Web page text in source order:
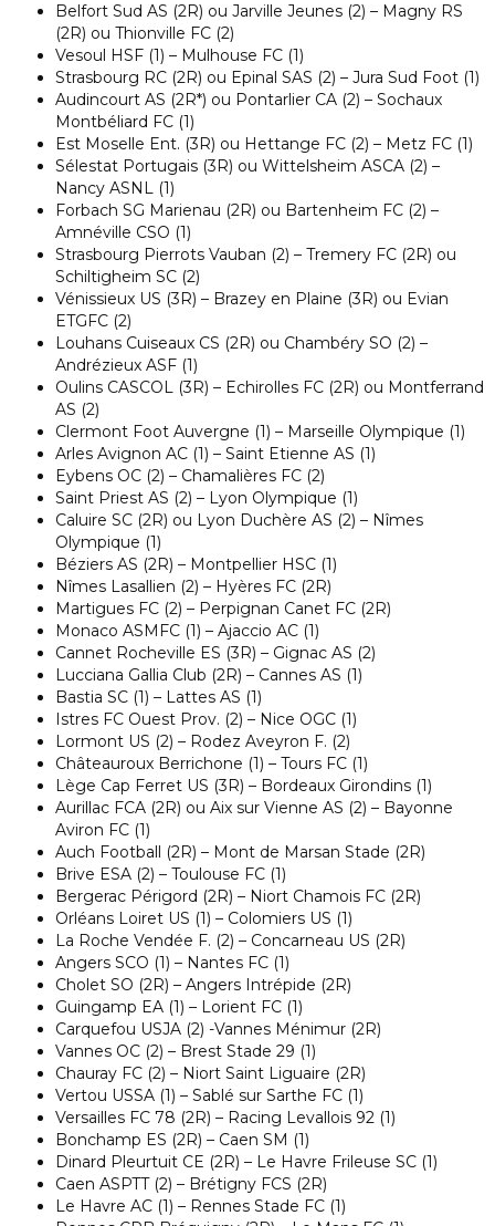
Belfort Sud AS (2R) ou Jarville Jeunes (2) – Magny RS
(2R) ou Thionville FC (2)
Vesoul HSF (1) – Mulhouse FC (1)
Strasbourg RC (2R) ou Epinal SAS (2) – Jura Sud Foot (1)
Audincourt AS (2R*) ou Pontarlier CA (2) – Sochaux
Montbéliard FC (1)
Est Moselle Ent. (3R) ou Hettange FC (2) – Metz FC (1)
Sélestat Portugais (3R) ou Wittelsheim ASCA (2) –
Nancy ASNL (1)
Forbach SG Marienau (2R) ou Bartenheim FC (2) –
Amnéville CSO (1)
Strasbourg Pierrots Vauban (2) – Tremery FC (2R) ou
Schiltigheim SC (2)
Vénissieux US (3R) – Brazey en Plaine (3R) ou Evian
ETGFC (2)
Louhans Cuiseaux CS (2R) ou Chambéry SO (2) –
Andrézieux ASF (1)
Oulins CASCOL (3R) – Echirolles FC (2R) ou Montferrand
AS (2)
Clermont Foot Auvergne (1) – Marseille Olympique (1)
Arles Avignon AC (1) – Saint Etienne AS (1)
Eybens OC (2) – Chamalières FC (2)
Saint Priest AS (2) – Lyon Olympique (1)
Caluire SC (2R) ou Lyon Duchère AS (2) – Nîmes
Olympique (1)
Béziers AS (2R) – Montpellier HSC (1)
Nîmes Lasallien (2) – Hyères FC (2R)
Martigues FC (2) – Perpignan Canet FC (2R)
Monaco ASMFC (1) – Ajaccio AC (1)
Cannet Rocheville ES (3R) – Gignac AS (2)
Lucciana Gallia Club (2R) – Cannes AS (1)
Bastia SC (1) – Lattes AS (1)
Istres FC Ouest Prov. (2) – Nice OGC (1)
Lormont US (2) – Rodez Aveyron F. (2)
Châteauroux Berrichone (1) – Tours FC (1)
Lège Cap Ferret US (3R) – Bordeaux Girondins (1)
Aurillac FCA (2R) ou Aix sur Vienne AS (2) – Bayonne
Aviron FC (1)
Auch Football (2R) – Mont de Marsan Stade (2R)
Brive ESA (2) – Toulouse FC (1)
Bergerac Périgord (2R) – Niort Chamois FC (2R)
Orléans Loiret US (1) – Colomiers US (1)
La Roche Vendée F. (2) – Concarneau US (2R)
Angers SCO (1) – Nantes FC (1)
Cholet SO (2R) – Angers Intrépide (2R)
Guingamp EA (1) – Lorient FC (1)
Carquefou USJA (2) -Vannes Ménimur (2R)
Vannes OC (2) – Brest Stade 29 (1)
Chauray FC (2) – Niort Saint Liguaire (2R)
Vertou USSA (1) – Sablé sur Sarthe FC (1)
Versailles FC 78 (2R) – Racing Levallois 92 (1)
Bonchamp ES (2R) – Caen SM (1)
Dinard Pleurtuit CE (2R) – Le Havre Frileuse SC (1)
Caen ASPTT (2) – Brétigny FCS (2R)
Le Havre AC (1) – Rennes Stade FC (1)